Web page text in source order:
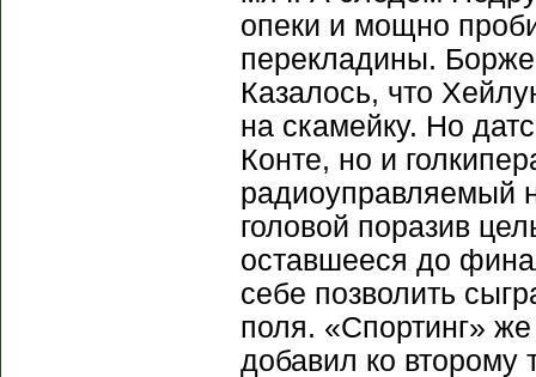
опеки и мощно
перекладины.
Казалось, что
на скамейку. Но
Конте, но и
радиоуправляемый
головой поразив
оставшееся до
себе позволить
поля. «Спортинг»
добавил ко второму